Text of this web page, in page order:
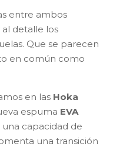
entre ambos
al detalle los
Que se parecen
en común como
en las Hoka
espuma EVA
capacidad de
una transición